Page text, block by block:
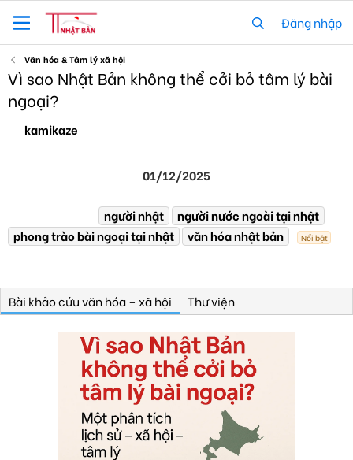
Đăng nhập
Văn hóa & Tâm lý xã hội
Vì sao Nhật Bản không thể cởi bỏ tâm lý bài
ngoại?
ákamikaze
ấ
t
b
ả
01/12/2025
h
ờ
a
n
T
ừ
k
người nhật
người nước ngoài tại nhật
phong trào bài ngoại tại nhật
văn hóa nhật bản Nổi bật
Bài khảo cứu văn hóa – xã hội Thư viện